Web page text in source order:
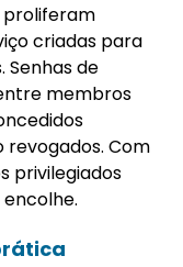
proliferam
criadas para
Senhas de
membros
Com
privilegiados